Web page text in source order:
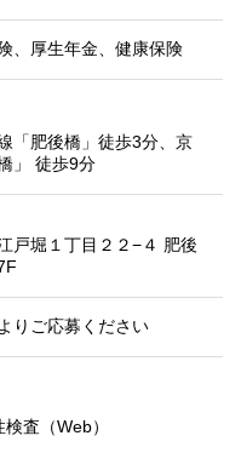
、厚生年金、健康保険
「肥後橋」徒歩3分、京
」 徒歩9分
戸堀１丁目２２−４ 肥後
りご応募ください
査（Web）